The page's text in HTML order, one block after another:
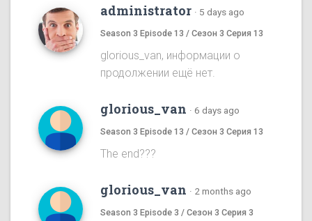
administrator · 5 days ago
Season 3 Episode 13 / Сезон 3 Серия 13
glorious_van, информации о
продолжении ещё нет.
glorious_van · 6 days ago
Season 3 Episode 13 / Сезон 3 Серия 13
The end???
glorious_van · 2 months ago
Season 3 Episode 3 / Сезон 3 Серия 3